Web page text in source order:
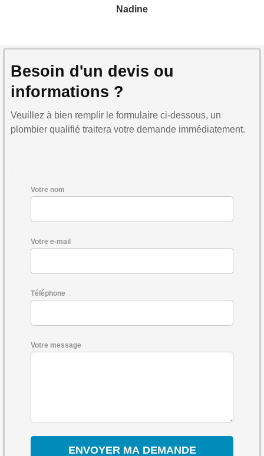
Nadine
Besoin d'un devis ou
informations ?
Veuillez à bien remplir le formulaire ci-dessous, un
plombier qualifié traitera votre demande immédiatement.
Votre nom
Votre e-mail
Téléphone
Votre message